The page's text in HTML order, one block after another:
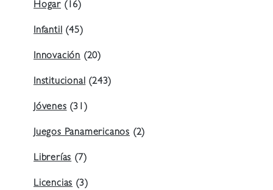
Hogar (16)
Infantil(45)
Innovación (20)
Institucional(243)
Jóvenes(31)
Juegos Panamericanos (2)
Librerías(7)
Licencias(3)